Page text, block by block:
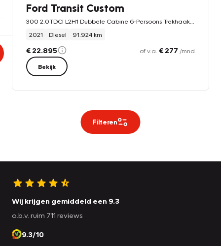
Ford Transit Custom
2021
Diesel 91.924 km
€ 22.895 of v.a. € 277 /mnd
Bekijk
Filteren
Wij krijgen gemiddeld een 9.3
o.b.v. ruim 711 reviews
9.3/10